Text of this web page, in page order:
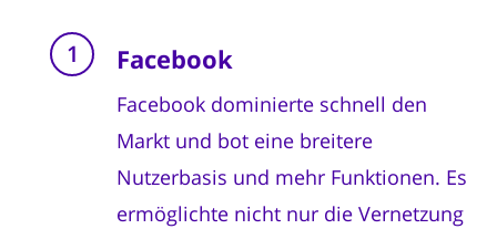
Facebook
Facebook dominierte schnell den
Markt und bot eine breitere
Nutzerbasis und mehr Funktionen. Es
ermöglichte nicht nur die Vernetzung